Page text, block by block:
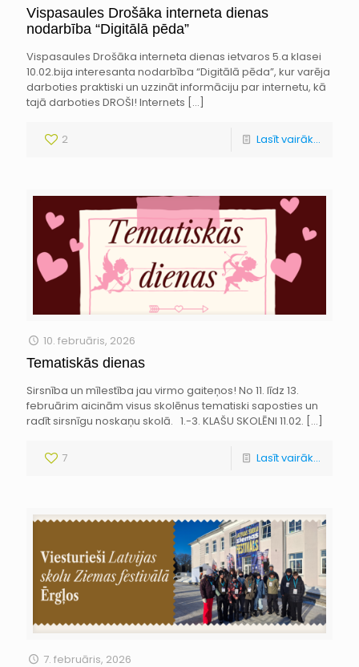
Vispasaules Drošāka interneta dienas
nodarbība “Digitālā pēda”
Vispasaules Drošāka interneta dienas ietvaros 5.a klasei
10.02.bija interesanta nodarbība “Digitālā pēda”, kur varēja
darboties praktiski un uzzināt informāciju par internetu, kā
tajā darboties DROŠI! Internets […]
2 Lasīt vairāk...
10. februāris, 2026
Tematiskās dienas
Sirsnība un mīlestība jau virmo gaiteņos! No 11. līdz 13.
februārim aicinām visus skolēnus tematiski saposties un
radīt sirsnīgu noskaņu skolā. 1.-3. KLAŠU SKOLĒNI 11.02. […]
7 Lasīt vairāk...
7. februāris, 2026